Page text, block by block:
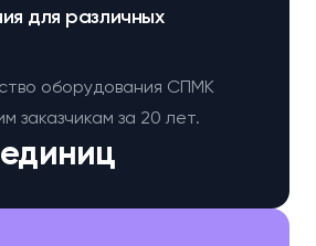
для различных
оборудования СПМК
заказчикам за 20 лет.